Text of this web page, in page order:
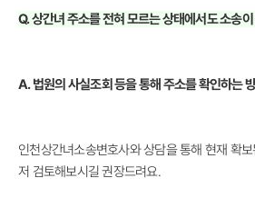
Q. 상간녀 주소를 전혀 모르는 상태에서도 소송
A. 법원의 사실조회 등을 통해 주소를 확인하는
인천상간녀소송변호사와 상담을 통해 현재 확
저 검토해보시길 권장드려요.